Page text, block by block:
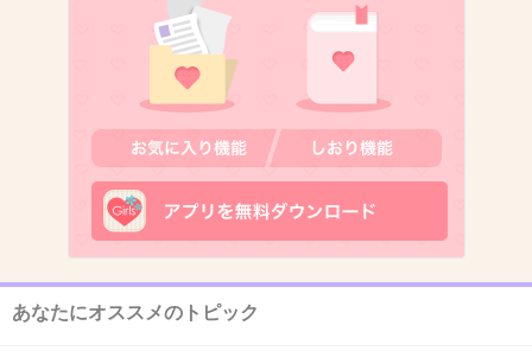
+639
紗栄子と長澤まさみが同い年だと知らなかっ
あなたにオススメのトピック